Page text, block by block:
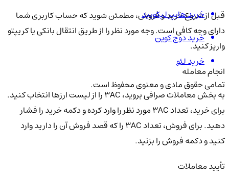
قبل از شروع خرید و فروش، مطمئن شوید که حساب کاربری شما
دارای وجه کافی است. وجه مورد نظر را از طریق انتقال بانکی یا کریپتو
واریز کنید.
انجام معامله
به بخش معاملات صرافی بروید، 3AC را از لیست ارزها انتخاب کنید.
برای خرید، تعداد 3AC مورد نظر را وارد کرده و دکمه خرید را فشار
دهید. برای فروش، تعداد 3AC را که قصد فروش آن را دارید وارد
کنید و دکمه فروش را بزنید.
تأیید معاملات
خرید هایپر لیکویید
خرید دوج کوین
خرید لئو
تمامی حقوق مادی و معنوی محفوظ است.